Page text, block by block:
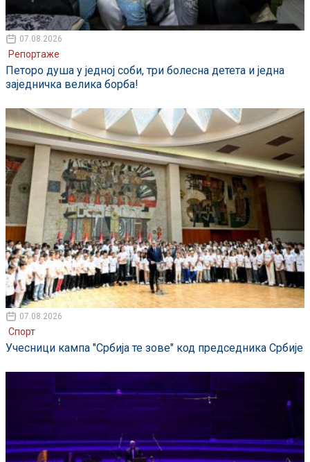
07.08.2026
Репортаже
Петоро душа у једној соби, три болесна детета и једна
заједничка велика борба!
07.08.2026
Спорт
Учесници кампа "Србија те зове" код председника Србије